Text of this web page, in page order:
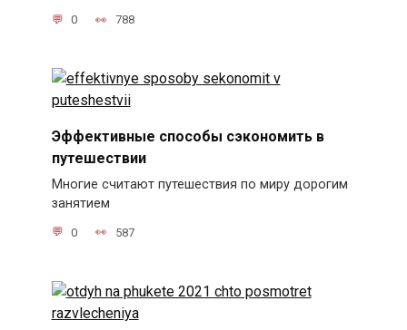
0 788
Эффективные способы сэкономить в
путешествии
Многие считают путешествия по миру дорогим
занятием
0 587